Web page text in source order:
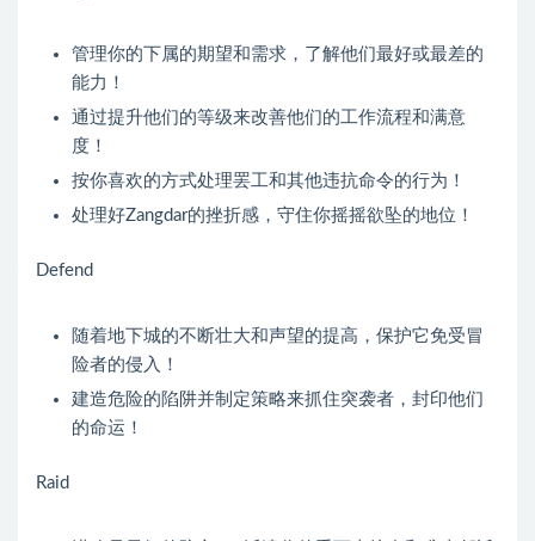
管理你的下属的期望和需求，了解他们最好或最差的
能力！
通过提升他们的等级来改善他们的工作流程和满意
度！
按你喜欢的方式处理罢工和其他违抗命令的行为！
处理好Zangdar的挫折感，守住你摇摇欲坠的地位！
Defend
随着地下城的不断壮大和声望的提高，保护它免受冒
险者的侵入！
建造危险的陷阱并制定策略来抓住突袭者，封印他们
的命运！
Raid